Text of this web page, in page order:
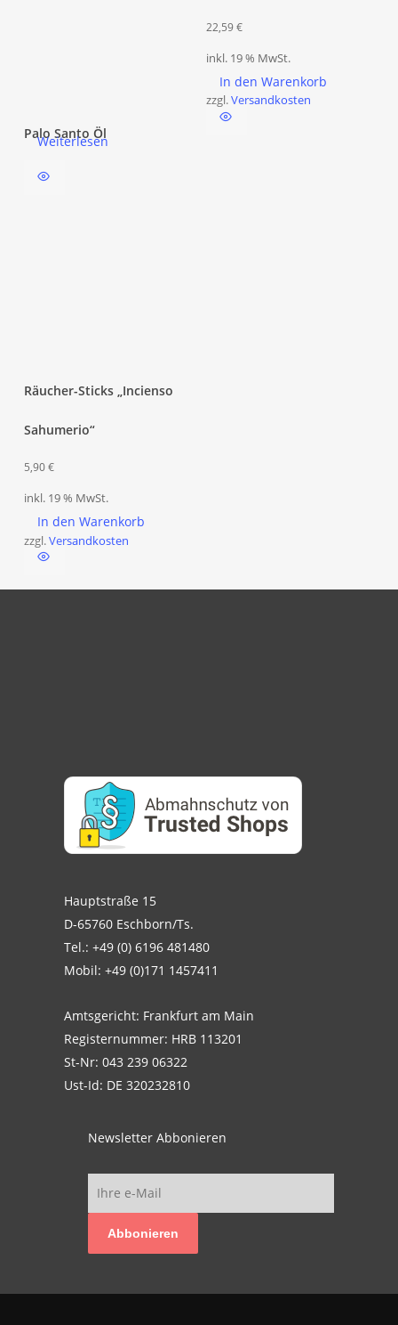
Weiterlesen
Palo Santo Öl
In den Warenkorb
22,59€
inkl. 19 % MwSt.
zzgl.Versandkosten
In den Warenkorb
Räucher-Sticks „Incienso
Sahumerio“
5,90€
inkl. 19 % MwSt.
zzgl.Versandkosten
Hauptstraße 15
D-65760 Eschborn/Ts.
Tel.: +49 (0) 6196 481480
Mobil: +49 (0)171 1457411
Amtsgericht: Frankfurt am Main
Registernummer: HRB 113201
St-Nr: 043 239 06322
Ust-Id: DE 320232810
Newsletter Abbonieren
Abbonieren